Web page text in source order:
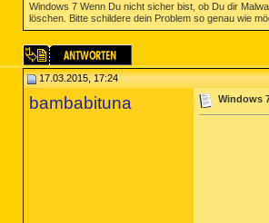
Windows 7 Wenn Du nicht sicher bist, ob Du dir
löschen. Bitte schildere dein Problem so genau wie
17.03.2015, 17:24
bambabituna Windows